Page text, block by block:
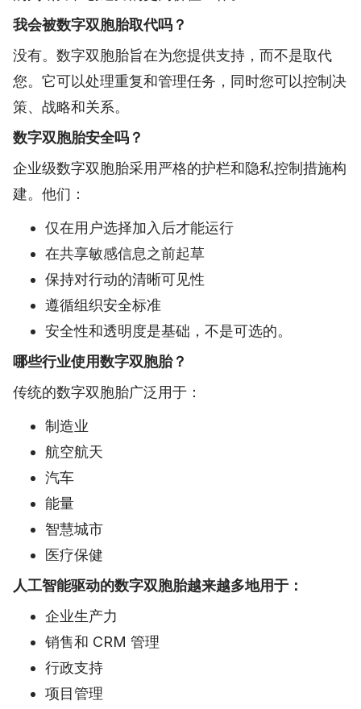
我会被数字双胞胎取代吗？
没有。数字双胞胎旨在为您提供支持，而不是取代
您。它可以处理重复和管理任务，同时您可以控制决
策、战略和关系。
数字双胞胎安全吗？
企业级数字双胞胎采用严格的护栏和隐私控制措施构
建。他们：
仅在用户选择加入后才能运行
在共享敏感信息之前起草
保持对行动的清晰可见性
遵循组织安全标准
安全性和透明度是基础，不是可选的。
哪些行业使用数字双胞胎？
传统的数字双胞胎广泛用于：
制造业
航空航天
汽车
能量
智慧城市
医疗保健
人工智能驱动的数字双胞胎越来越多地用于：
企业生产力
销售和 CRM 管理
行政支持
项目管理